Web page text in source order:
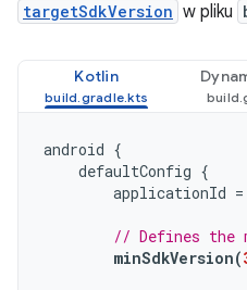
targetSdkVersion w pliku
Kotlin
android {
defaultConfig {
applicationId =
// Defines the
minSdkVersion(